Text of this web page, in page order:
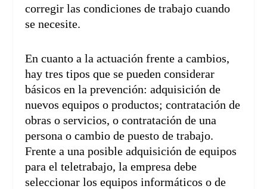
corregir las condiciones de trabajo cuando
se necesite.
En cuanto a la actuación frente a cambios,
hay tres tipos que se pueden considerar
básicos en la prevención: adquisición de
nuevos equipos o productos; contratación de
obras o servicios, o contratación de una
persona o cambio de puesto de trabajo.
Frente a una posible adquisición de equipos
para el teletrabajo, la empresa debe
seleccionar los equipos informáticos o de